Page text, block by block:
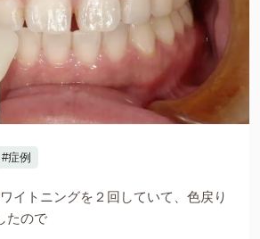
#症例
イトニングを２回していて、色戻り
たので